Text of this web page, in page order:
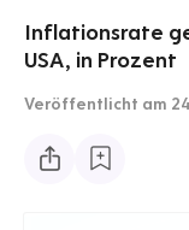
Inflationsrate
USA, in Prozent
Veröffentlicht am